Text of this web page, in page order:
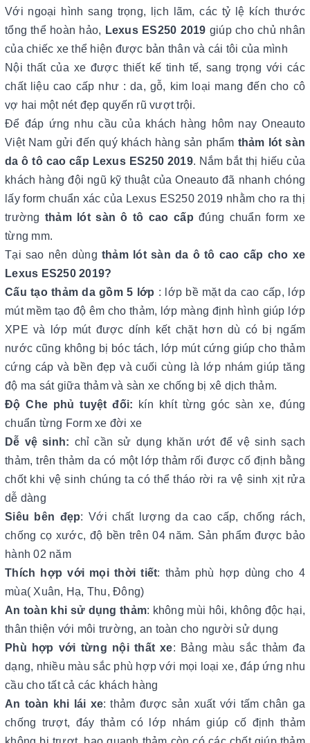
Với ngoại hình sang trọng, lịch lãm, các tỷ lệ kích thước
tổng thể hoàn hảo, Lexus ES250 2019 giúp cho chủ nhân
của chiếc xe thể hiện được bản thân và cái tôi của mình
Nội thất của xe được thiết kế tinh tế, sang trọng với các
chất liệu cao cấp như : da, gỗ, kim loại mang đến cho cô
vợ hai một nét đẹp quyến rũ vượt trội.
Để đáp ứng nhu cầu của khách hàng hôm nay Oneauto
Việt Nam gửi đến quý khách hàng sản phẩm thảm lót sàn
da ô tô cao cấp Lexus ES250 2019. Nắm bắt thị hiếu của
khách hàng đội ngũ kỹ thuật của Oneauto đã nhanh chóng
lấy form chuẩn xác của Lexus ES250 2019 nhằm cho ra thị
trường thảm lót sàn ô tô cao cấp đúng chuẩn form xe
từng mm.
Tại sao nên dùng thảm lót sàn da ô tô cao cấp cho xe
Lexus ES250 2019?
Cấu tạo thảm da gồm 5 lớp : lớp bề mặt da cao cấp, lớp
mút mềm tạo độ êm cho thảm, lớp màng định hình giúp lớp
XPE và lớp mút được dính kết chặt hơn dù có bị ngấm
nước cũng không bị bóc tách, lớp mút cứng giúp cho thảm
cứng cáp và bền đẹp và cuối cùng là lớp nhám giúp tăng
độ ma sát giữa thảm và sàn xe chống bị xê dịch thảm.
Độ Che phủ tuyệt đối: kín khít từng góc sàn xe, đúng
chuẩn từng Form xe đời xe
Dễ vệ sinh: chỉ cần sử dụng khăn ướt để vệ sinh sạch
thảm, trên thảm da có một lớp thảm rối được cố định bằng
chốt khi vệ sinh chúng ta có thể tháo rời ra vệ sinh xịt rửa
dễ dàng
Siêu bên đẹp: Với chất lượng da cao cấp, chống rách,
chống cọ xước, độ bền trên 04 năm. Sản phẩm được bảo
hành 02 năm
Thích hợp với mọi thời tiết: thảm phù hợp dùng cho 4
mùa( Xuân, Hạ, Thu, Đông)
An toàn khi sử dụng thảm: không mùi hôi, không độc hại,
thân thiện với môi trường, an toàn cho người sử dụng
Phù hợp với từng nội thất xe: Bảng màu sắc thảm đa
dạng, nhiều màu sắc phù hợp với mọi loại xe, đáp ứng nhu
cầu cho tất cả các khách hàng
An toàn khi lái xe: thảm được sản xuất với tấm chân ga
chống trượt, đáy thảm có lớp nhám giúp cố định thảm